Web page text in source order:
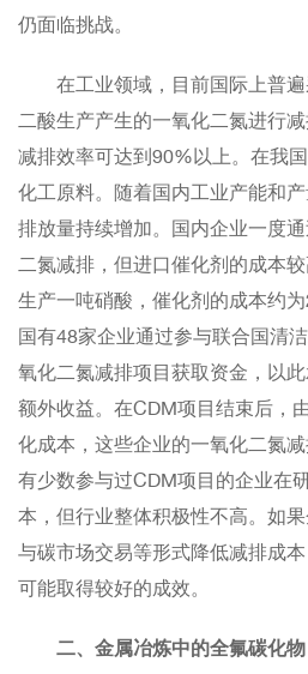
仍面临挑战。
在工业领域，目前国际上普
二酸生产产生的一氧化二氮进行
减排效率可达到90%以上。在我
化工原料。随着国内工业产能和
排放量持续增加。国内企业一度
二氮减排，但进口催化剂的成本
生产一吨硝酸，催化剂的成本约
国有48家企业通过参与联合国清
氧化二氮减排项目获取资金，以
额外收益。在CDM项目结束后，
化成本，这些企业的一氧化二氮
有少数参与过CDM项目的企业在
本，但行业整体积极性不高。如
与碳市场交易等形式降低减排成
可能取得较好的成效。
二、金属冶炼中的全氟碳化物